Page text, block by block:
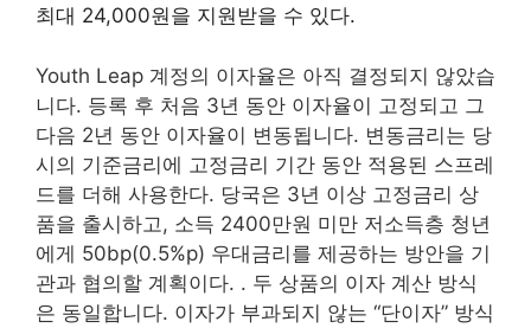
최대 24,000원을 지원받을 수 있다.
Youth Leap 계정의 이자율은 아직 결정되지 않았습
니다. 등록 후 처음 3년 동안 이자율이 고정되고 그
다음 2년 동안 이자율이 변동됩니다. 변동금리는 당
시의 기준금리에 고정금리 기간 동안 적용된 스프레
드를 더해 사용한다. 당국은 3년 이상 고정금리 상
품을 출시하고, 소득 2400만원 미만 저소득층 청년
에게 50bp(0.5%p) 우대금리를 제공하는 방안을 기
관과 협의할 계획이다. . 두 상품의 이자 계산 방식
은 동일합니다. 이자가 부과되지 않는 “단이자” 방식